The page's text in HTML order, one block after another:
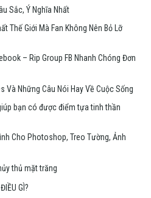
Sắc, Ý Nghĩa Nhất
Thế Giới Mà Fan Không Nên Bỏ Lỡ
– Rip Group FB Nhanh Chóng Đơn
Và Những Câu Nói Hay Về Cuộc Sống
bạn có được điểm tựa tinh thần
Cho Photoshop, Treo Tường, Ảnh
thủ mặt trăng
GÌ?